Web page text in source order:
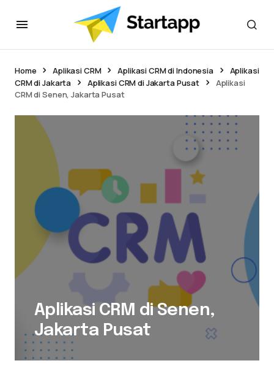
Home Aplikasi CRM Aplikasi CRM di Indonesia
Aplikasi
CRM di Jakarta
Aplikasi CRM di Jakarta Pusat
Aplikasi
CRM di Senen, Jakarta Pusat
Aplikasi CRM di Senen,
Jakarta Pusat